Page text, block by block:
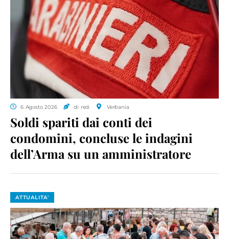
6 Agosto 2026 di red. Verbania
Soldi spariti dai conti dei
condomini, concluse le indagini
dell’Arma su un amministratore
ATTUALITA'